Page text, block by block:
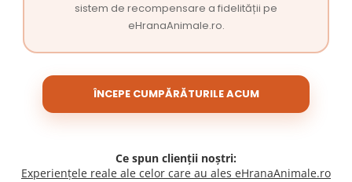
sistem de recompensare a fidelității pe
eHranaAnimale.ro.
ÎNCEPE CUMPĂRĂTURILE ACUM
Ce spun clienții noștri:
Experiențele reale ale celor care au ales eHranaAnimale.ro